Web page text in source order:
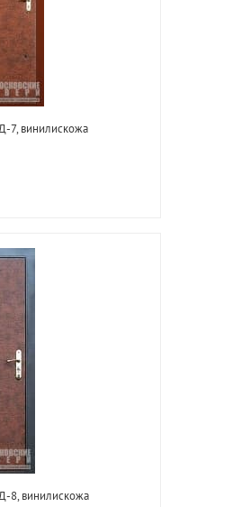
7, винилискожа
8, винилискожа